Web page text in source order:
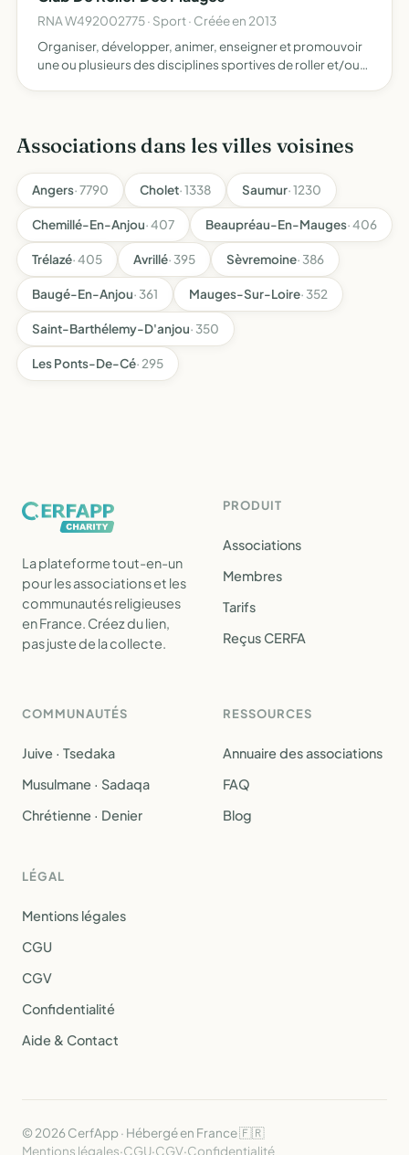
RNA W492002775 · Sport · Créée en 2013
Organiser, développer, animer, enseigner et promouvoir
une ou plusieurs des disciplines sportives de roller et/ou
Associations dans les villes voisines
Angers· 7790 Cholet· 1338 Saumur· 1230
Chemillé-En-Anjou· 407 Beaupréau-En-Mauges· 406
Trélazé· 405 Avrillé· 395 Sèvremoine· 386
Baugé-En-Anjou· 361 Mauges-Sur-Loire· 352
Saint-Barthélemy-D'anjou· 350
Les Ponts-De-Cé· 295
La plateforme tout-en-un
pour les associations et les
communautés religieuses
en France. Créez du lien,
pas juste de la collecte.
PRODUIT
Associations
Membres
Tarifs
Reçus CERFA
COMMUNAUTÉS
Juive · Tsedaka
Musulmane · Sadaqa
Chrétienne · Denier
RESSOURCES
Annuaire des associations
FAQ
Blog
LÉGAL
Mentions légales
CGU
CGV
Confidentialité
Aide & Contact
© 2026 CerfApp · Hébergé en France 🇫🇷
Mentions légales·CGU·CGV·Confidentialité